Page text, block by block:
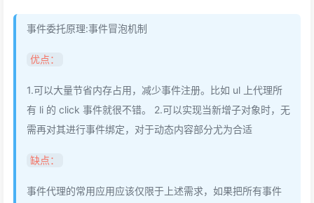
事件委托原理:事件冒泡机制
优点：
1.可以大量节省内存占用，减少事件注册。比如 ul 上代理所
有 li 的 click 事件就很不错。 2.可以实现当新增子对象时，无
需再对其进行事件绑定，对于动态内容部分尤为合适
缺点：
事件代理的常用应用应该仅限于上述需求，如果把所有事件